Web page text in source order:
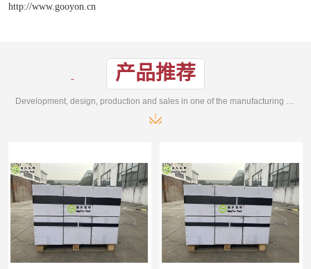
http://www.gooyon.cn
产品推荐
Development, design, production and sales in one of the manufacturing enterprises